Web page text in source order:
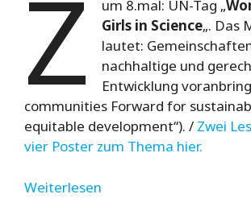
Z um 8.mal: UN-Tag „
Girls in Science„. Das
lautet:
nachhaltige und
Entwicklung
communities Forward for
equitable development“). / Zwei
vier Poster zum Thema hier.
Weiterlesen